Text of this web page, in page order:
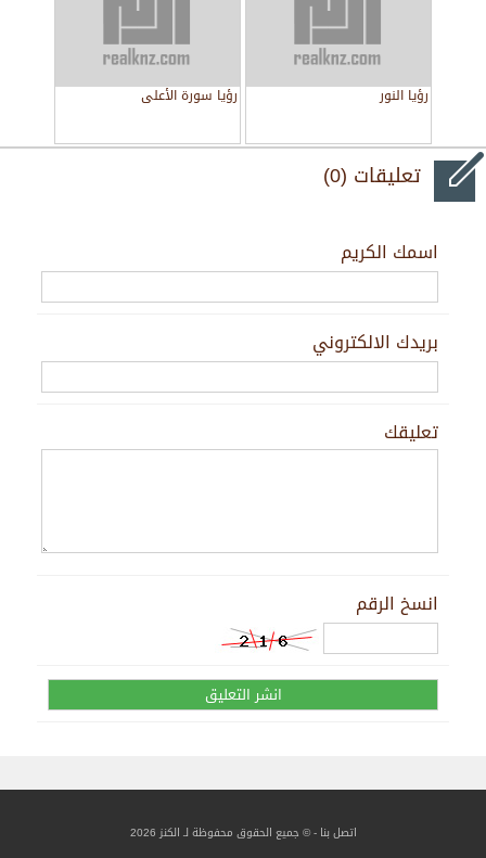
رؤيا النور رؤيا سورة الأعلى
تعليقات (0)
اسمك الكريم
بريدك الالكتروني
تعليقك
انسخ الرقم
اتصل بنا - © جميع الحقوق محفوظة لـ الكنز 2026